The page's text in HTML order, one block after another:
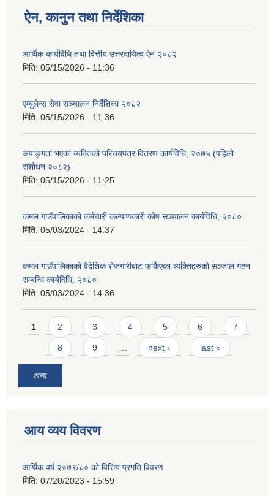
ऐन, कानुन तथा निर्देशिका
आर्थिक कार्यविधि तथा वित्तीय उत्तरदायित्व ऐन २०८२
मिति: 05/15/2026 - 11:36
एम्बुलेन्स सेवा सञ्चालन निर्देशिका २०८२
मिति: 05/15/2026 - 11:36
अपाङ्गता भएका व्यक्तिको परिचयपत्र वितरण कार्यविधि, २०७५ (पहिलो
संशोधन २०८२)
मिति: 05/15/2026 - 11:25
कमल गाउँपालिकाको कर्मचारी कल्याणकारी कोष सञ्चालन कार्यविधि, २०८०
मिति: 05/03/2024 - 14:37
कमल गाउँपालिकाको वैदेशिक रोजगारीबाट फर्किएका व्यक्तिहरुको सञ्जाल गठन
सम्बन्धि कार्यविधि, २०८०
मिति: 05/03/2024 - 14:36
Pages
1 2 3 4 5 6 7
8 9 next › last »
अन्य
आय व्यय विवरण
आर्थिक वर्ष २०७९/८० को वित्तिय प्रगति विवरण
मिति: 07/20/2023 - 15:59